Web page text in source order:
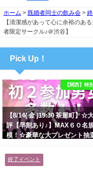
ホーム > 既婚者同士の飲み会>
【清潔感があって心に余裕のあ
者限定サークル♪＠渋谷】
Pick Up！
【関西】特
【8/14( 金 )19:30 茶屋町】☆
評【早割あり♪】MAX６０名
模！☆豪華な大プレゼント抽
男性とオシャレ好きで落ち着
大人女性の既婚者限定ビッグ
終了イベント